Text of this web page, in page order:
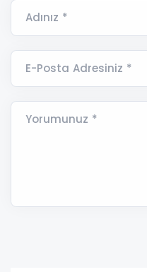
Adınız *
E-Posta Adresiniz *
Yorumunuz *